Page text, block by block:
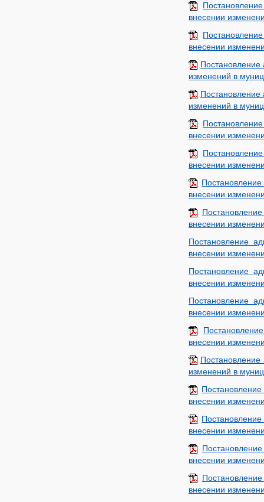
внесении
внесении
Постановление
изменений в
Постановление
изменений в
внесении
внесении
внесении
внесении
Постановление
внесении
Постановление
внесении
Постановление
внесении
внесении
изменений в
внесении
внесении
внесении
внесении